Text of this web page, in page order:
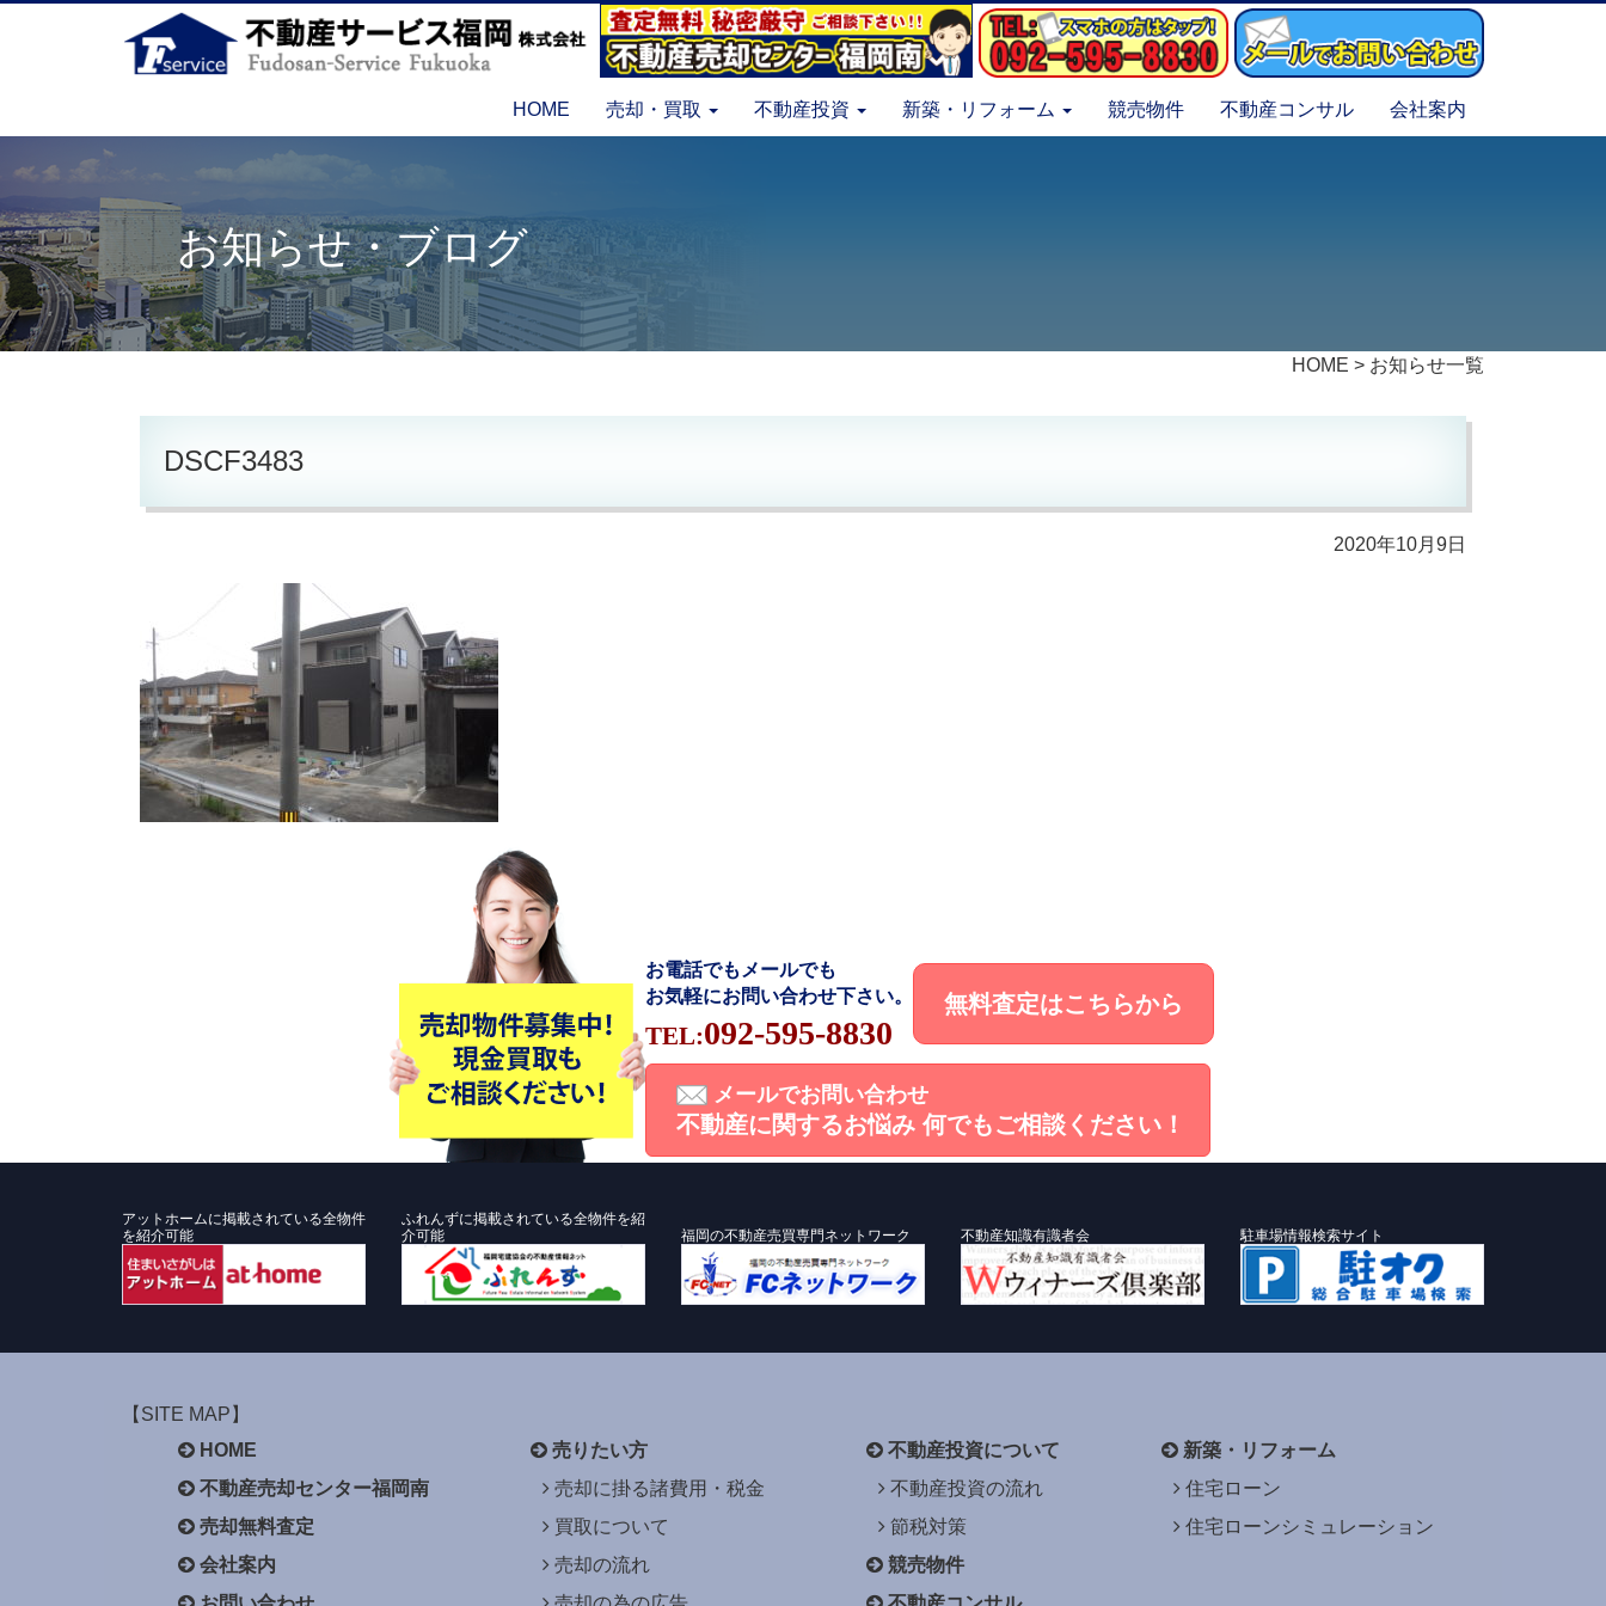
HOME 売却・買取 不動産投資 新築・リフォーム 競売物件 不動産コンサル 会社案内
お知らせ・ブログ
HOME > お知らせ一覧
DSCF3483
2020年10月9日
お電話でもメールでも
お気軽にお問い合わせ下さい。
TEL:092-595-8830
無料査定はこちらから
メールでお問い合わせ
不動産に関するお悩み 何でもご相談ください！
アットホームに掲載されている全物件
を紹介可能
ふれんずに掲載されている全物件を紹
介可能
福岡の不動産売買専門ネットワーク 不動産知識有識者会 駐車場情報検索サイト
【SITE MAP】
HOME
不動産売却センター福岡南
売却無料査定
会社案内
売りたい方
売却に掛る諸費用・税金
買取について
売却の流れ
不動産投資について
不動産投資の流れ
節税対策
競売物件
新築・リフォーム
住宅ローン
住宅ローンシミュレーション